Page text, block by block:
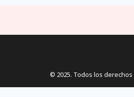
© 2025. Todos los